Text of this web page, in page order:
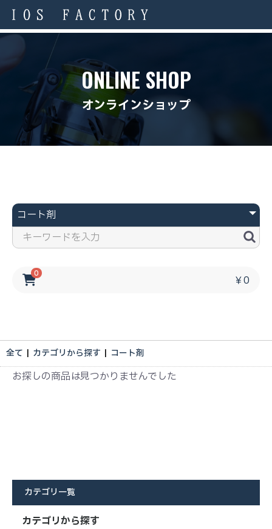
ONLINE SHOP
オンラインショップ
0
￥0
全て | カテゴリから探す | コート剤
お探しの商品は見つかりませんでした
カテゴリ一覧
カテゴリから探す